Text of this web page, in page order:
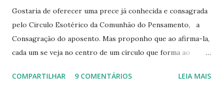
Gostaria de oferecer uma prece já conhecida e consagrada
pelo Circulo Esotérico da Comunhão do Pensamento, a
Consagração do aposento. Mas proponho que ao afirma-la,
cada um se veja no centro de um círculo que forma ao
cada um de nós mesmos. Um círculo que cresce e se
COMPARTILHAR 9 COMENTÁRIOS LEIA MAIS